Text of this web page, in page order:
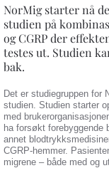
NorMig starter nå
studien på
og CGRP der
testes ut. Studien
bak.
Det er studiegruppen for
studien. Studien starter
med
ha forsøkt forebyggende
annet
CGRP-hemmer.
migrene – både med og